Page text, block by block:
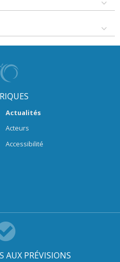
Actualités
Acteurs
Accessibilité
AUX PRÉVISIONS